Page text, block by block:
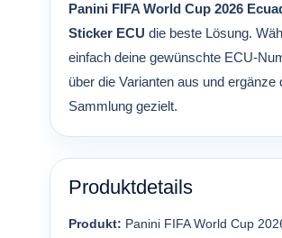
Panini FIFA World Cup 2026
Sticker ECU die beste Lösung.
einfach deine gewünschte ECU-
über die Varianten aus und ergänze
Sammlung gezielt.
Produktdetails
Produkt: Panini FIFA World Cup